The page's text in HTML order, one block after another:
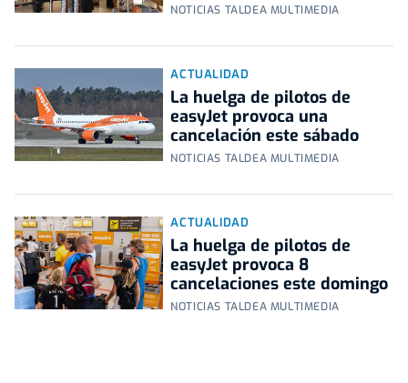
NOTICIAS TALDEA MULTIMEDIA
ACTUALIDAD
La huelga de pilotos de
easyJet provoca una
cancelación este sábado
NOTICIAS TALDEA MULTIMEDIA
ACTUALIDAD
La huelga de pilotos de
easyJet provoca 8
cancelaciones este domingo
NOTICIAS TALDEA MULTIMEDIA